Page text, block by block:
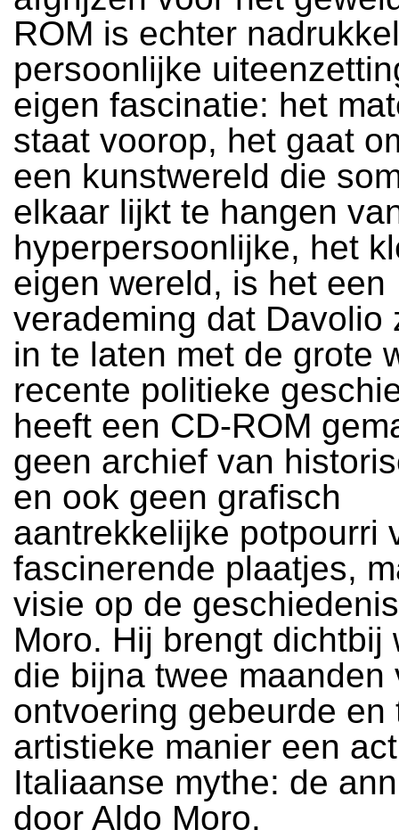
ROM is echter
persoonlijke
eigen fascinatie: het
staat voorop, het gaat
een kunstwereld die
elkaar lijkt te hangen
hyperpersoonlijke, het
eigen wereld, is het een
verademing dat Davolio
in te laten met de grote
recente politieke
heeft een CD-ROM
geen archief van
en ook geen grafisch
aantrekkelijke potpourri
fascinerende plaatjes,
visie op de
Moro. Hij brengt dichtbij
die bijna twee maanden
ontvoering gebeurde en
artistieke manier een
Italiaanse mythe: de
door Aldo Moro.